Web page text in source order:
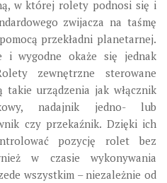
w której rolety podnosi się i
zwijacza na taśmę
przekładni planetarnej.
i wygodne okaże się jednak
zewnętrzne sterowane
urządzenia jak włącznik
nadajnik jedno- lub
czy przekaźnik. Dzięki ich
pozycję rolet bez
w czasie wykonywania
wszystkim – niezależnie od